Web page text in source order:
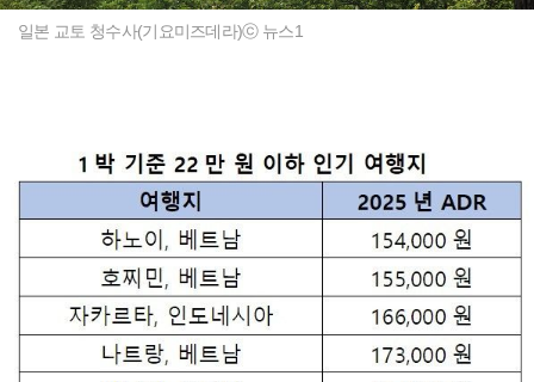
일본 교토 청수사(기요미즈데라)ⓒ 뉴스1